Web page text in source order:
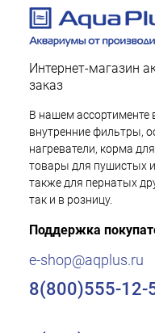
Интернет-магазин
заказ
В нашем ассортименте
внутренние фильтры,
нагреватели, корма
товары для пушистых
также для пернатых
так и в розницу.
Поддержка
e-shop@aqplus.ru
8(800)555-12-